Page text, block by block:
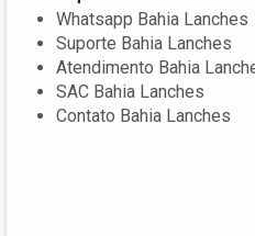
Whatsapp Bahia Lanches
Suporte Bahia Lanches
Atendimento Bahia
SAC Bahia Lanches
Contato Bahia Lanches